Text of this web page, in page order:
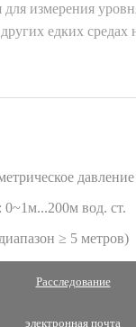
для измерения
едких средах
давление
вод. ст.
≥ 5 метров)
Расследование
электронная почта